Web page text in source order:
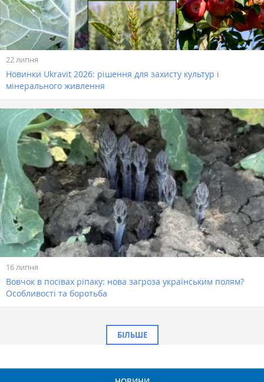
22 липня
Новинки Ukravit 2026: рішення для захисту культур і
мінерального живлення
16 липня
Вовчок в посівах ріпаку: нова загроза українським полям?
Особливості та боротьба
БІЛЬШЕ